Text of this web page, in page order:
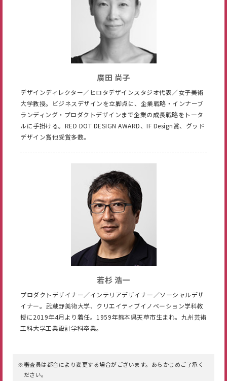
廣田 尚子
デザインディレクター／ヒロタデザインスタジオ代表／女子美術
大学教授。ビジネスデザインを立脚点に、企業戦略・インナーブ
ランディング・プロダクトデザインまで企業の成⾧戦略をトータ
ルに手掛ける。RED DOT DESIGN AWARD、IF Design賞、グッド
デザイン賞他受賞多数。
若杉 浩一
プロダクトデザイナー／インテリアデザイナー／ソーシャルデザ
イナー。武蔵野美術大学、クリエイティブイノベーション学科教
授に2019年4月より着任。1959年熊本県天草市生まれ。九州芸術
工科大学工業設計学科卒業。
審査員は都合により変更する場合がございます。あらかじめご了承く
ださい。